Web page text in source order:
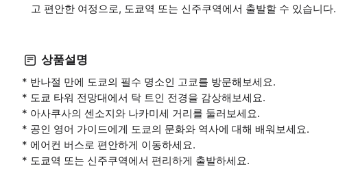
고 편안한 여정으로, 도쿄역 또는 신주쿠역에서 출발할 수 있습니다.
상품설명
* 반나절 만에 도쿄의 필수 명소인 고쿄를 방문해보세요.
* 도쿄 타워 전망대에서 탁 트인 전경을 감상해보세요.
* 아사쿠사의 센소지와 나카미세 거리를 둘러보세요.
* 공인 영어 가이드에게 도쿄의 문화와 역사에 대해 배워보세요.
* 에어컨 버스로 편안하게 이동하세요.
* 도쿄역 또는 신주쿠역에서 편리하게 출발하세요.